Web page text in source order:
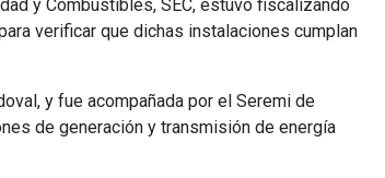
y Combustibles, SEC, estuvo fiscalizando
verificar que dichas instalaciones cumplan
y fue acompañada por el Seremi de
de generación y transmisión de energía